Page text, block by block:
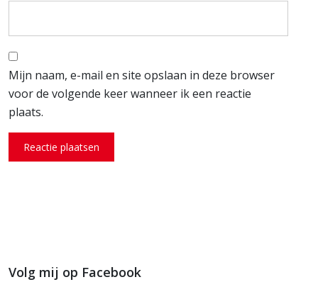
Mijn naam, e-mail en site opslaan in deze browser
voor de volgende keer wanneer ik een reactie
plaats.
Volg mij op Facebook